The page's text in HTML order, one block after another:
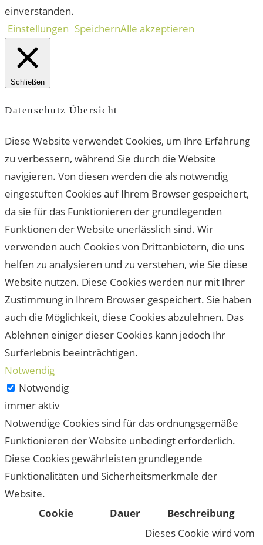
einverstanden.
Einstellungen SpeichernAlle akzeptieren
Schließen
Datenschutz Übersicht
Diese Website verwendet Cookies, um Ihre Erfahrung
zu verbessern, während Sie durch die Website
navigieren. Von diesen werden die als notwendig
eingestuften Cookies auf Ihrem Browser gespeichert,
da sie für das Funktionieren der grundlegenden
Funktionen der Website unerlässlich sind. Wir
verwenden auch Cookies von Drittanbietern, die uns
helfen zu analysieren und zu verstehen, wie Sie diese
Website nutzen. Diese Cookies werden nur mit Ihrer
Zustimmung in Ihrem Browser gespeichert. Sie haben
auch die Möglichkeit, diese Cookies abzulehnen. Das
Ablehnen einiger dieser Cookies kann jedoch Ihr
Surferlebnis beeinträchtigen.
Notwendig
Notwendig
immer aktiv
Notwendige Cookies sind für das ordnungsgemäße
Funktionieren der Website unbedingt erforderlich.
Diese Cookies gewährleisten grundlegende
Funktionalitäten und Sicherheitsmerkmale der
Website.
Cookie
Dauer Beschreibung
Dieses Cookie wird vom